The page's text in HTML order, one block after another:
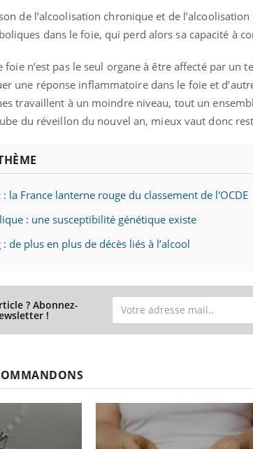
de l’alcoolisation chronique et de
dans le foie, qui perd alors sa capacité à
foie n’est pas le seul organe à être affecté par un
une réponse inflammatoire dans le foie et
travaillent à un moindre niveau, tout un
du réveillon du nouvel an, mieux vaut donc
la France lanterne rouge du classement de l'OCDE
: une susceptibilité génétique existe
de plus en plus de décès liés à l’alcool
? Abonnez-
!